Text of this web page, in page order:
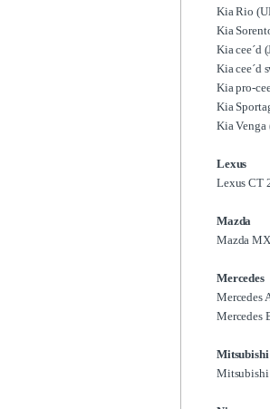
Kia Rio
Kia
Kia cee´d
Kia cee´d
Kia pro-
Kia
Kia Venga
Lexus
Lexus CT
Mazda
Mazda
Mercedes
Mercedes
Mercedes
Mitsubishi
Mitsubishi